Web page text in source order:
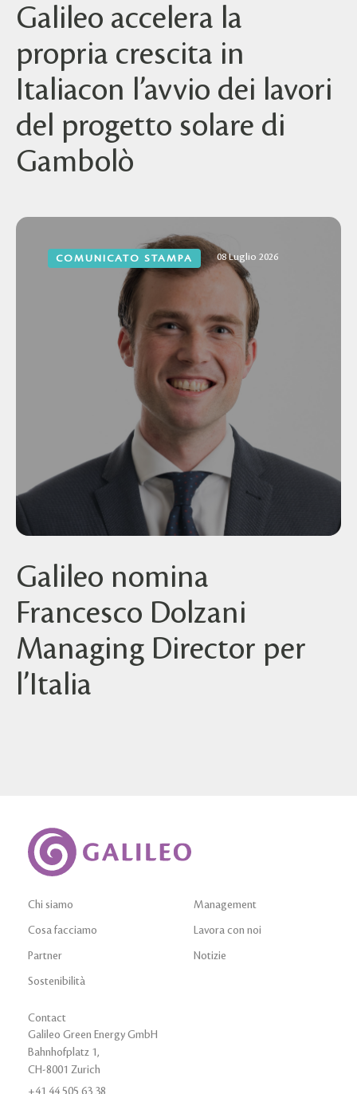
Galileo accelera la
propria crescita in
Italiacon l’avvio dei lavori
del progetto solare di
Gambolò
COMUNICATO STAMPA 08 Luglio 2026
Galileo nomina
Francesco Dolzani
Managing Director per
l’Italia
Chi siamo
Cosa facciamo
Partner
Sostenibilità
Management
Lavora con noi
Notizie
Contact
Galileo Green Energy GmbH
Bahnhofplatz 1,
CH-8001 Zurich
+41 44 505 63 38